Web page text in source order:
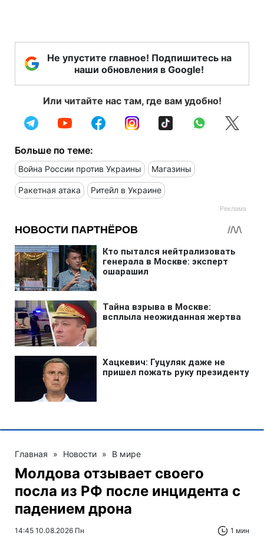
Не упустите главное! Подпишитесь на
наши обновления в Google!
Или читайте нас там, где вам удобно!
Больше по теме:
Война России против Украины Магазины
Ракетная атака Ритейл в Украине
Главная » Новости » В мире
Молдова отзывает своего
посла из РФ после инцидента с
падением дрона
14:45 10.08.2026 Пн 1 мин